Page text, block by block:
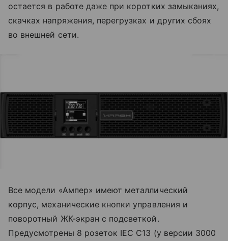
остается в работе даже при коротких замыканиях,
скачках напряжения, перегрузках и других сбоях
во внешней сети.
Все модели «Ампер» имеют металлический
корпус, механические кнопки управления и
поворотный ЖК-экран с подсветкой.
Предусмотрены 8 розеток IEC C13 (у версии 3000